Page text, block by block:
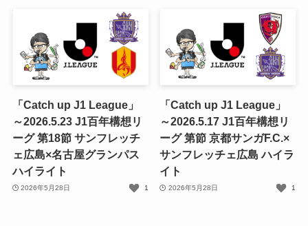
「Catch up J1 League」
～2026.5.23 J1百年構想リ
ーグ 第18節 サンフレッチ
ェ広島×名古屋グランパス
ハイライト
2026年5月28日 1
「Catch up J1 League」
～2026.5.17 J1百年構想リ
ーグ 第節 京都サンガF.C.×
サンフレッチェ広島 ハイラ
イト
2026年5月28日 1